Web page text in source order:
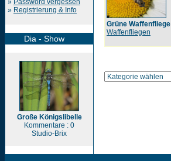
» Password vergessen
» Registrierung & Info
Dia - Show
Große Königslibelle
Kommentare : 0
Studio-Brix
Grüne Waffenfliege
Waffenfliegen